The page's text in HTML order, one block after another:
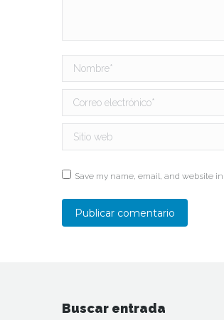
Nombre *
Correo electrónico *
Sitio web
Save my name, email, and website
Publicar comentario
Buscar entrada